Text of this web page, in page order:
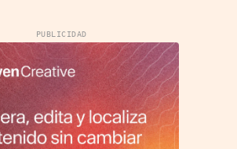
PUBLICIDAD